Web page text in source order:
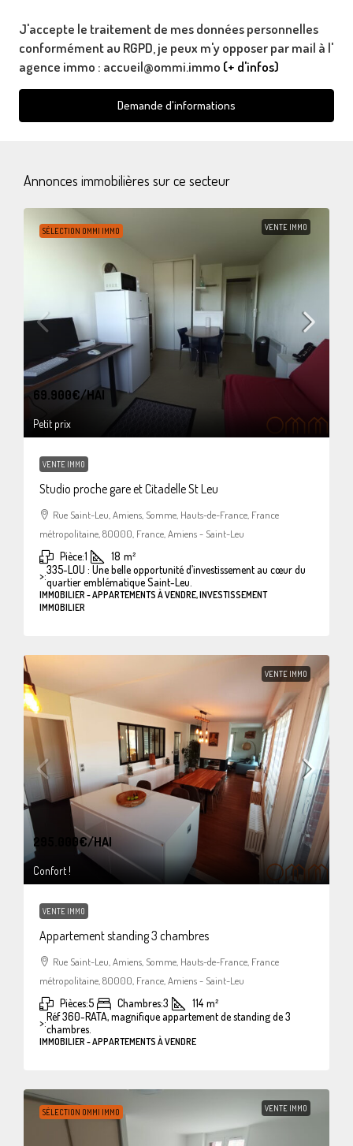
J'accepte le traitement de mes données personnelles
conformément au RGPD, je peux m'y opposer par mail à l'
agence immo : accueil@ommi.immo (+ d'infos)
Demande d'informations
Annonces immobilières sur ce secteur
SÉLECTION OMMI IMMO VENTE IMMO
69.900€/HAI
Petit prix
VENTE IMMO
Studio proche gare et Citadelle St Leu
Rue Saint-Leu, Amiens, Somme, Hauts-de-France, France
métropolitaine, 80000, France, Amiens - Saint-Leu
Pièce:1 18 m²
>:335-LOU : Une belle opportunité d’investissement au cœur du
quartier emblématique Saint-Leu.
IMMOBILIER - APPARTEMENTS À VENDRE, INVESTISSEMENT
IMMOBILIER
VENTE IMMO
295.000€/HAI
Confort !
VENTE IMMO
Appartement standing 3 chambres
Rue Saint-Leu, Amiens, Somme, Hauts-de-France, France
métropolitaine, 80000, France, Amiens - Saint-Leu
Pièces:5 Chambres:3 114 m²
>:Réf 360-RATA, magnifique appartement de standing de 3
chambres.
IMMOBILIER - APPARTEMENTS À VENDRE
SÉLECTION OMMI IMMO VENTE IMMO